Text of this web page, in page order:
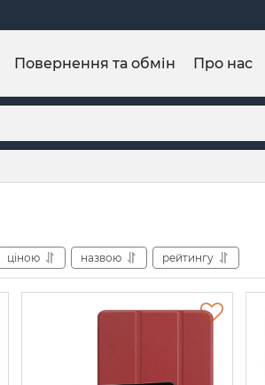
Повернення та обмін Про нас
ціною назвою рейтингу